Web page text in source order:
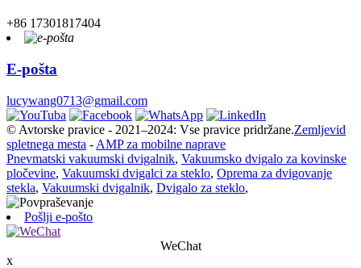
+86 17301817404
E-pošta
lucywang0713@gmail.com
© Avtorske pravice - 2021–2024: Vse pravice pridržane.Zemljevid
spletnega mesta - AMP za mobilne naprave
Pnevmatski vakuumski dvigalnik, Vakuumsko dvigalo za kovinske
pločevine, Vakuumski dvigalci za steklo, Oprema za dvigovanje
stekla, Vakuumski dvigalnik, Dvigalo za steklo,
Pošlji e-pošto
WeChat
x